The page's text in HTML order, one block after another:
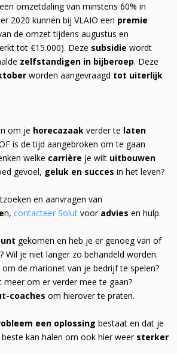
omzetdaling van minstens 60% in
2020 kunnen bij VLAIO een premie
de omzet tijdens augustus en
tot €15.000). Deze subsidie wordt
zelfstandigen in bijberoep. Deze
worden aangevraagd tot uiterlijk
om je horecazaak verder te laten
is de tijd aangebroken om te gaan
welke carrière je wilt uitbouwen
gevoel, geluk en succes in het leven?
en aanvragen van
n,contacteer Solutvoor advies en hulp.
gekomen en heb je er genoeg van of
Wil je niet langer zo behandeld worden.
de marionet van je bedrijf te spelen?
meer om er verder mee te gaan?
coaches om hierover te praten.
een oplossing bestaat en dat je
kan halen om ook hier weer sterker